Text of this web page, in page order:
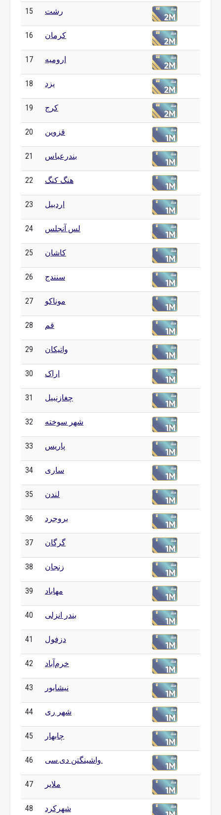
15 رشت
16 کرمان
17 ارومیه
18 یزد
19 کرج
20 قزوین
21 بندرعباس
22 هنگ کنگ
23 اردبیل
24 لس آنجلس
25 کاشان
26 سنندج
27 موناکو
28 قم
29 واتیکان
30 اراک
31 چغازنبیل
32 شهر سوخته
33 پاریس
34 ساری
35 لندن
36 بروجرد
37 گرگان
38 زنجان
39 مهاباد
40 بندر انزلی
41 دزفول
42 خرم‌آباد
43 نیشابور
44 شهر ری
45 چابهار
46 واشینگتن دی.سی.
47 ملایر
48 شهرکرد